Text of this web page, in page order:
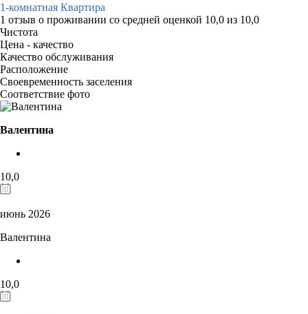
1-комнатная Квартира
1 отзыв о проживании со средней оценкой 10,0 из 10,0
Чистота
Цена - качество
Качество обслуживания
Расположение
Своевременность заселения
Соответствие фото
Валентина
10,0
июнь 2026
Валентина
10,0